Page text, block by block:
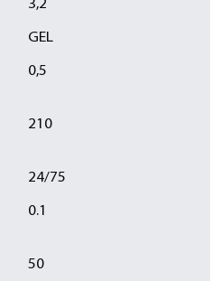
3,2
GEL
0,5
210
24/75
0.1
50